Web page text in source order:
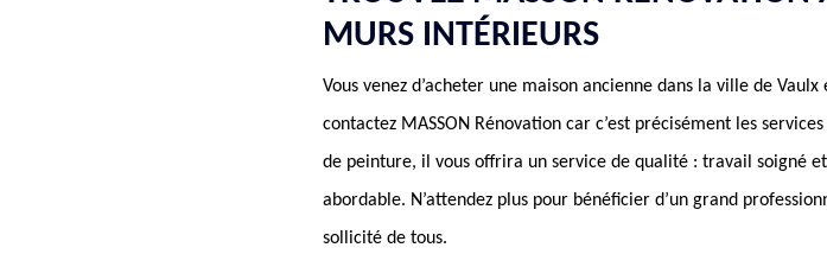
MURS INTÉRIEURS
Vous venez d’acheter une maison ancienne dans la ville de
contactez MASSON Rénovation car c’est précisément les
de peinture, il vous offrira un service de qualité : travail soigné
abordable. N’attendez plus pour bénéficier d’un grand
sollicité de tous.